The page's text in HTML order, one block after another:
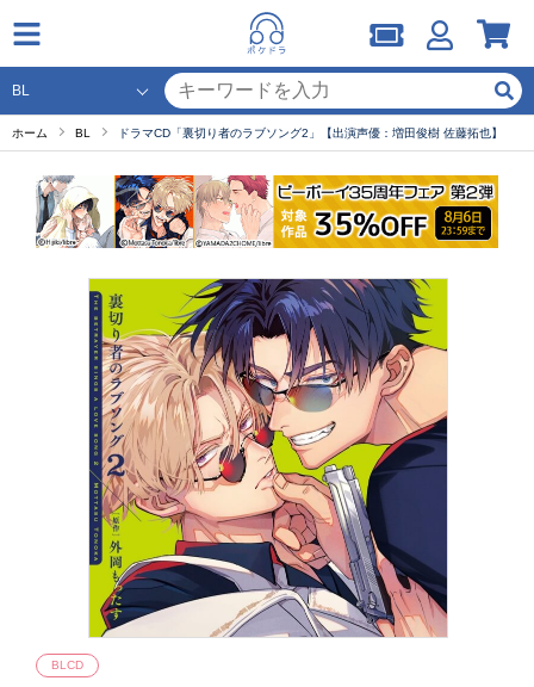
ホーム BL ドラマCD「裏切り者のラブソング2」【出演声優：増田俊樹 佐藤拓也】
BLCD